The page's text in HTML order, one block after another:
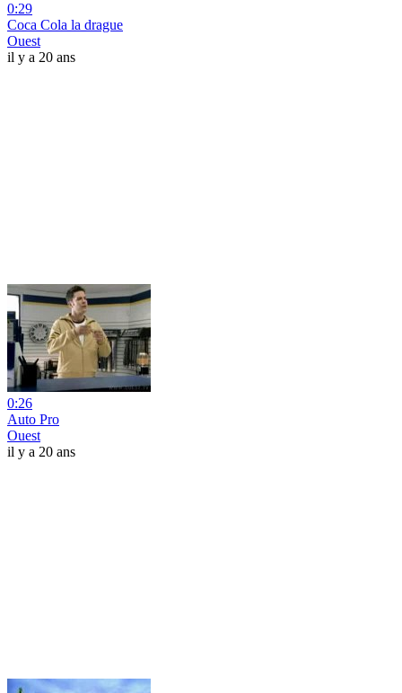
0:29
Coca Cola la drague
Ouest
il y a 20 ans
0:26
Auto Pro
Ouest
il y a 20 ans